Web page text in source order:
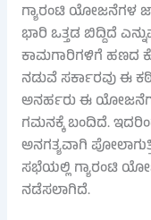
ಗ್ಯಾರಂಟಿ ಯೋಜನೆಗಳ
ಭಾರಿ ಒತ್ತಡ ಬಿದ್ದಿದೆ
ಕಾಮಗಾರಿಗಳಿಗೆ ಹಣದ
ನಡುವೆ ಸರ್ಕಾರವು ಈ
ಅನರ್ಹರು ಈ
ಗಮನಕ್ಕೆ ಬಂದಿದೆ.
ಅನಗತ್ಯವಾಗಿ
ಸಭೆಯಲ್ಲಿ ಗ್ಯಾರಂಟಿ
ನಡೆಸಲಾಗಿದೆ.